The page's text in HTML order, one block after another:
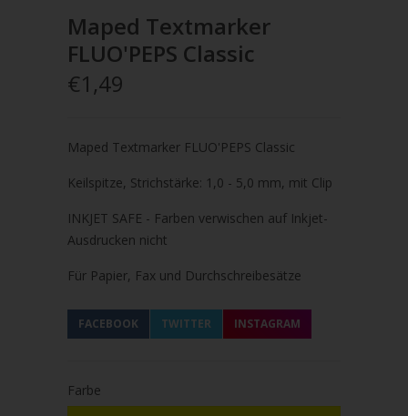
Maped Textmarker
FLUO'PEPS Classic
€1,49
Maped Textmarker FLUO'PEPS Classic
Keilspitze, Strichstärke: 1,0 - 5,0 mm, mit Clip
INKJET SAFE - Farben verwischen auf Inkjet-
Ausdrucken nicht
Für Papier, Fax und Durchschreibesätze
FACEBOOK TWITTER INSTAGRAM
Farbe